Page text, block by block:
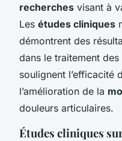
recherches visant à
Les études cliniques
démontrent des
dans le traitement
soulignent l’efficacité
l’amélioration de la
douleurs articulaires.
Études cliniques